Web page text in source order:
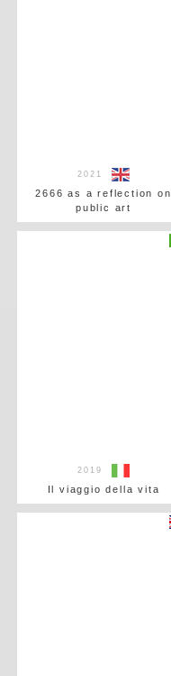
2021
2666 as a reflection on
public art
2019
Il viaggio della vita